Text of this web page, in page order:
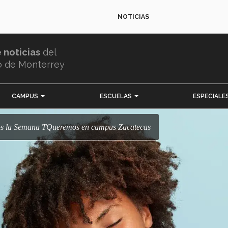
NOTICIAS
noticias del
de Monterrey
CAMPUS ESCUELAS
la Semana TQueremos en campus Zacatecas